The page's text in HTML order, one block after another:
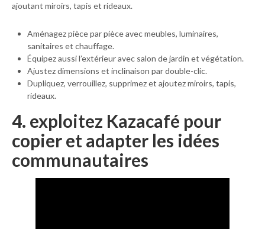
ajoutant miroirs, tapis et rideaux.
Aménagez pièce par pièce avec meubles, luminaires,
sanitaires et chauffage.
Équipez aussi l’extérieur avec salon de jardin et végétation.
Ajustez dimensions et inclinaison par double-clic.
Dupliquez, verrouillez, supprimez et ajoutez miroirs, tapis,
rideaux.
4. exploitez Kazacafé pour
copier et adapter les idées
communautaires